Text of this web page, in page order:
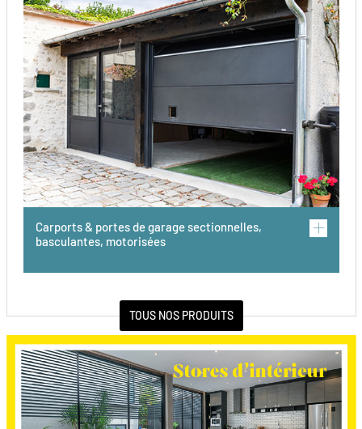
Carports & portes de garage sectionnelles,
basculantes, motorisées
TOUS NOS PRODUITS